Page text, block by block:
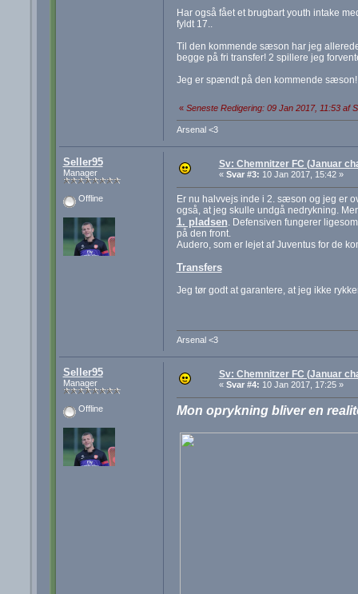
Har også fået et brugbart youth intake
fyldt 17..
Til den kommende sæson har jeg
begge på fri transfer! 2 spillere jeg
Jeg er spændt på den kommende sæson!
« Seneste Redigering: 09 Jan 2017, 11:53 af
Arsenal <3
Seller95
Manager
Offline
Sv: Chemnitzer FC (Januar
« Svar #3: 10 Jan 2017, 15:42 »
Er nu halvvejs inde i 2. sæson og jeg er
også, at jeg skulle undgå nedrykning.
1. pladsen . Defensiven fungerer
på den front.
Audero, som er lejet af Juventus for de
Transfers
Jeg tør godt at garantere, at jeg ikke
Arsenal <3
Seller95
Manager
Offline
Sv: Chemnitzer FC (Januar
« Svar #4: 10 Jan 2017, 17:25 »
Mon oprykning bliver en